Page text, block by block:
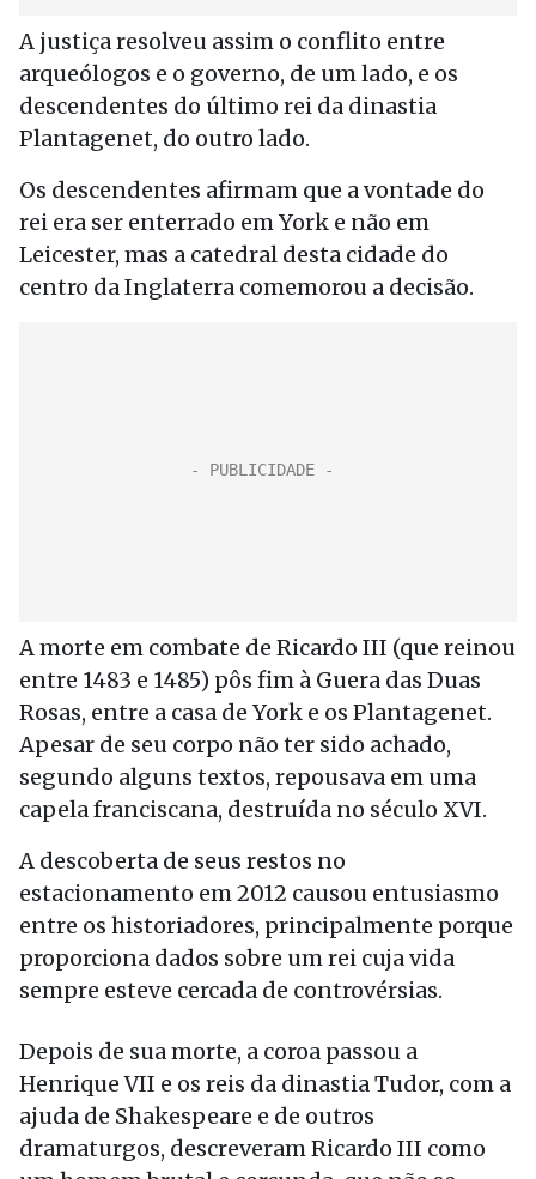
A justiça resolveu assim o conflito entre
arqueólogos e o governo, de um lado, e os
descendentes do último rei da dinastia
Plantagenet, do outro lado.
Os descendentes afirmam que a vontade do
rei era ser enterrado em York e não em
Leicester, mas a catedral desta cidade do
centro da Inglaterra comemorou a decisão.
A morte em combate de Ricardo III (que reinou
entre 1483 e 1485) pôs fim à Guera das Duas
Rosas, entre a casa de York e os Plantagenet.
Apesar de seu corpo não ter sido achado,
segundo alguns textos, repousava em uma
capela franciscana, destruída no século XVI.
A descoberta de seus restos no
estacionamento em 2012 causou entusiasmo
entre os historiadores, principalmente porque
proporciona dados sobre um rei cuja vida
sempre esteve cercada de controvérsias.
Depois de sua morte, a coroa passou a
Henrique VII e os reis da dinastia Tudor, com a
ajuda de Shakespeare e de outros
dramaturgos, descreveram Ricardo III como